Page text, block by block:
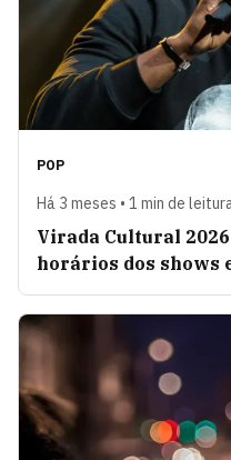
POP
Há 3 meses • 1 min de
Virada Cultural 2026
horários dos shows